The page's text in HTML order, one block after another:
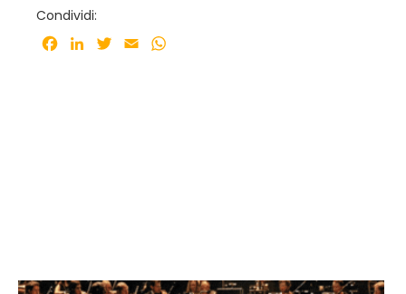
Condividi:
Facebook
LinkedInTwitter
Email